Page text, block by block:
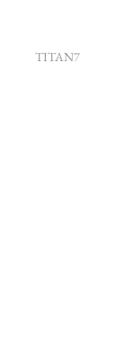
TITAN7